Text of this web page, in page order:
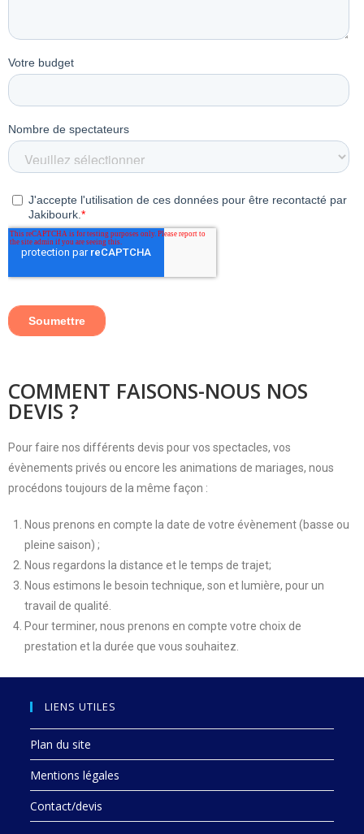
COMMENT FAISONS-NOUS NOS
DEVIS ?
Pour faire nos différents devis pour vos spectacles, vos
évènements privés ou encore les animations de mariages, nous
procédons toujours de la même façon :
Nous prenons en compte la date de votre évènement (basse ou
pleine saison) ;
Nous regardons la distance et le temps de trajet;
Nous estimons le besoin technique, son et lumière, pour un
travail de qualité.
Pour terminer, nous prenons en compte votre choix de
prestation et la durée que vous souhaitez.
LIENS UTILES
Plan du site
Mentions légales
Contact/devis